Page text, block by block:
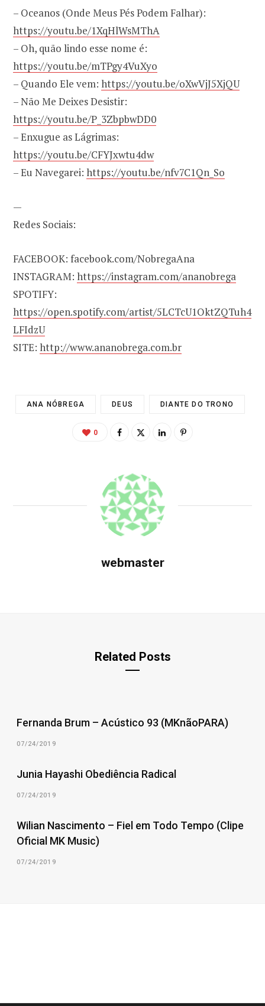
– Oceanos (Onde Meus Pés Podem Falhar):
https://youtu.be/1XqHlWsMThA
– Oh, quão lindo esse nome é:
https://youtu.be/mTPgy4VuXyo
– Quando Ele vem: https://youtu.be/oXwVjJ5XjQU
– Não Me Deixes Desistir:
https://youtu.be/P_3ZbpbwDD0
– Enxugue as Lágrimas:
https://youtu.be/CFYJxwtu4dw
– Eu Navegarei: https://youtu.be/nfv7C1Qn_So
—
Redes Sociais:
FACEBOOK: facebook.com/NobregaAna
INSTAGRAM: https://instagram.com/ananobrega
SPOTIFY:
https://open.spotify.com/artist/5LCTcU1OktZQTuh4
LFIdzU
SITE: http://www.ananobrega.com.br
ANA NÓBREGA DEUS DIANTE DO TRONO
0
webmaster
Related Posts
Fernanda Brum – Acústico 93 (MKnãoPARA)
07/24/2019
Junia Hayashi Obediência Radical
07/24/2019
Wilian Nascimento – Fiel em Todo Tempo (Clipe
Oficial MK Music)
07/24/2019